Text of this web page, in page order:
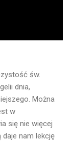
św.
dnia,
Można
w
się nie więcej
nam lekcję